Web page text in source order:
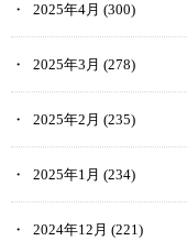
2025年4月 (300)
2025年3月 (278)
2025年2月 (235)
2025年1月 (234)
2024年12月 (221)